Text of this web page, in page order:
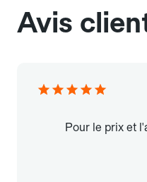
Avis
Pour le prix et